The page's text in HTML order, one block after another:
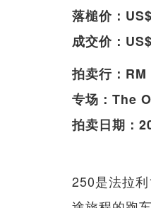
落槌价：
成交价：
拍卖行：
专场：The
拍卖日期：
250是法拉